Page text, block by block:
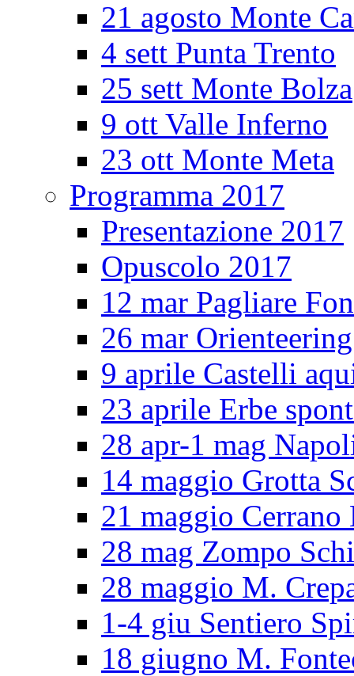
21 agosto Monte
4 sett Punta Trento
25 sett Monte Bolza
9 ott Valle Inferno
23 ott Monte Meta
Programma 2017
Presentazione 2017
Opuscolo 2017
12 mar Pagliare
26 mar
9 aprile Castelli
23 aprile Erbe
28 apr-1 mag
14 maggio Grotta
21 maggio
28 mag Zompo
28 maggio M.
1-4 giu Sentiero
18 giugno M.